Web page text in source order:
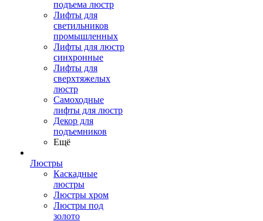
подъема люстр
Лифты для
светильников
промышленных
Лифты для люстр
синхронные
Лифты для
сверхтяжелых
люстр
Самоходные
лифты для люстр
Декор для
подъемников
Ещё
Люстры
Каскадные
люстры
Люстры хром
Люстры под
золото